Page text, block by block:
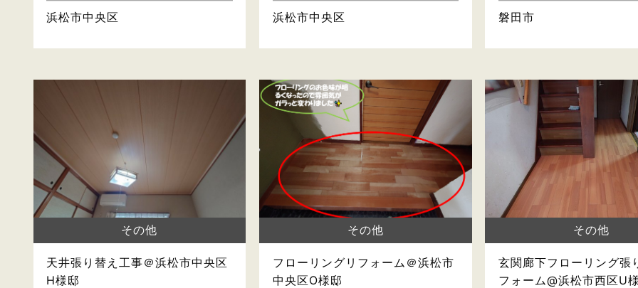
浜松市中央区 浜松市中央区 磐田市
その他
天井張り替え工事＠浜松市中央区
H様邸
その他
フローリングリフォーム＠浜松市
中央区O様邸
その他
玄関廊下フローリング張
フォーム@浜松市西区U